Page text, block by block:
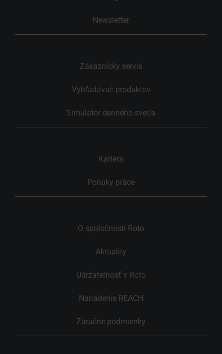
Newsletter
Zákaznícky servis
Vyhľadávač produktov
Simulátor denného svetla
Kariéra
Ponuky práce
O spoločnosti Roto
Aktuality
Udržateľnosť v Roto
Nariadenie REACH
Záručné podmienky